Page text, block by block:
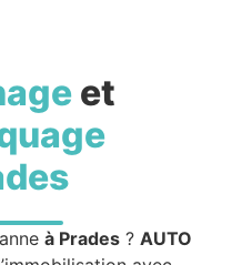
et
à Prades ? AUTO